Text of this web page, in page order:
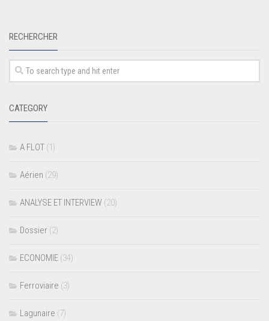
RECHERCHER
CATEGORY
A FLOT (1)
Aérien (29)
ANALYSE ET INTERVIEW (20)
Dossier (2)
ECONOMIE (34)
Ferroviaire (3)
Lagunaire (7)